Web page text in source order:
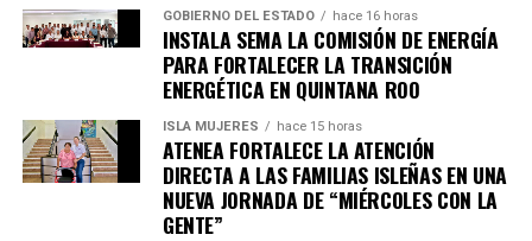
GOBIERNO DEL ESTADO hace 16 horas
INSTALA SEMA LA COMISIÓN DE ENERGÍA
PARA FORTALECER LA TRANSICIÓN
ENERGÉTICA EN QUINTANA ROO
ISLA MUJERES hace 15 horas
ATENEA FORTALECE LA ATENCIÓN
DIRECTA A LAS FAMILIAS ISLEÑAS EN UNA
NUEVA JORNADA DE “MIÉRCOLES CON LA
GENTE”